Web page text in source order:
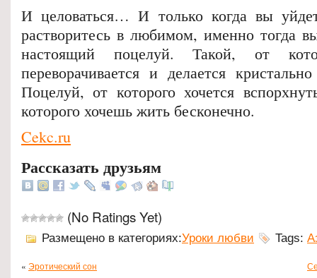
И целоваться… И только когда вы
растворитесь в любимом, именно тогда
настоящий поцелуй. Такой, от
переворачивается и делается
Поцелуй, от которого хочется
которого хочешь жить бесконечно.
Cekc.ru
Рассказать друзьям
(No Ratings Yet)
Размещено в категориях:Уроки любви Tags:
« Эротический сон